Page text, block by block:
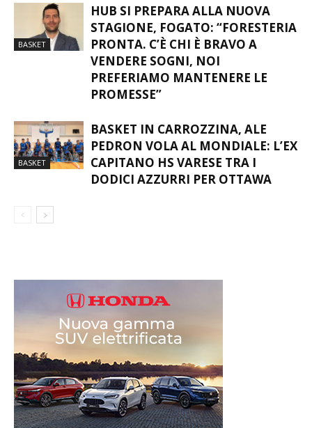
BASKET
HUB SI PREPARA ALLA NUOVA
STAGIONE, FOGATO: “FORESTERIA
PRONTA. C’È CHI È BRAVO A
VENDERE SOGNI, NOI
PREFERIAMO MANTENERE LE
PROMESSE”
BASKET
BASKET IN CARROZZINA, ALE
PEDRON VOLA AL MONDIALE: L’EX
CAPITANO HS VARESE TRA I
DODICI AZZURRI PER OTTAWA